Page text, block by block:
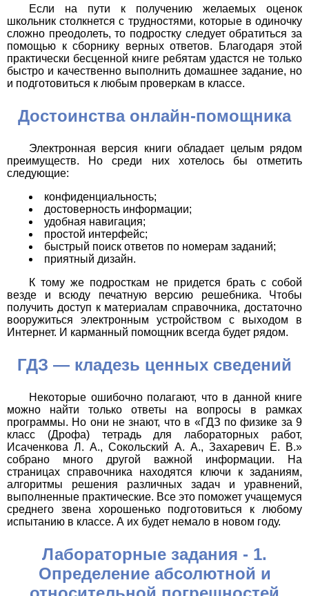
Если на пути к получению желаемых оценок
школьник столкнется с трудностями, которые в одиночку
сложно преодолеть, то подростку следует обратиться за
помощью к сборнику верных ответов. Благодаря этой
практически бесценной книге ребятам удастся не только
быстро и качественно выполнить домашнее задание, но
и подготовиться к любым проверкам в классе.
Достоинства онлайн-помощника
Электронная версия книги обладает целым рядом
преимуществ. Но среди них хотелось бы отметить
следующие:
конфиденциальность;
достоверность информации;
удобная навигация;
простой интерфейс;
быстрый поиск ответов по номерам заданий;
приятный дизайн.
К тому же подросткам не придется брать с собой
везде и всюду печатную версию решебника. Чтобы
получить доступ к материалам справочника, достаточно
вооружиться электронным устройством с выходом в
Интернет. И карманный помощник всегда будет рядом.
ГДЗ — кладезь ценных сведений
Некоторые ошибочно полагают, что в данной книге
можно найти только ответы на вопросы в рамках
программы. Но они не знают, что в «ГДЗ по физике за 9
класс (Дрофа) тетрадь для лабораторных работ,
Исаченкова Л. А., Сокольский А. А., Захаревич Е. В.»
собрано много другой важной информации. На
страницах справочника находятся ключи к заданиям,
алгоритмы решения различных задач и уравнений,
выполненные практические. Все это поможет учащемуся
среднего звена хорошенько подготовиться к любому
испытанию в классе. А их будет немало в новом году.
Лабораторные задания - 1.
Определение абсолютной и